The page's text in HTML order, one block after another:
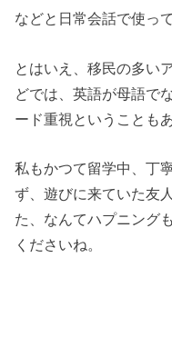
などと日常会話で使っ
とはいえ、移民の多い
どでは、英語が母語で
ード重視ということも
私もかつて留学中、丁
ず、遊びに来ていた友
た、なんてハプニング
くださいね。